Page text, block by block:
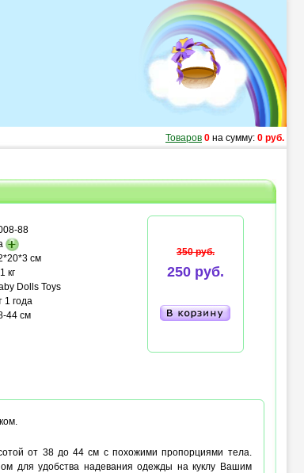
Товаров 0 на сумму: 0 руб.
88
см
кг
Dolls Toys
1 года
44 см
350 руб.
250 руб.
от 38 до 44 см с похожими пропорциями тела.
для удобства надевания одежды на куклу Вашим